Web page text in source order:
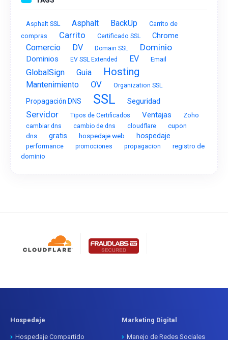
Asphalt SSL Asphalt BackUp
Carrito de
compras
Carrito Certificado SSL Chrome
Comercio DV Domain SSL Dominio
Dominios EV SSL Extended EV Email
GlobalSign Guia Hosting
Mantenimiento OV Organization SSL
Propagación DNS SSL Seguridad
Servidor Tipos de Certificados Ventajas Zoho
cambiar dns cambio de dns cloudflare cupon
dns gratis hospedaje web hospedaje
performance promociones propagacion
registro de
dominio
Hospedaje
Hospedaje Compartido
Marketing Digital
Manejo de Redes Sociales